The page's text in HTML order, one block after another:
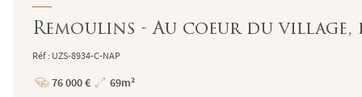
Remoulins - Au coeur du village,
Réf : UZS-8934-C-NAP
Prix
76 000 €
Superficie
69m²